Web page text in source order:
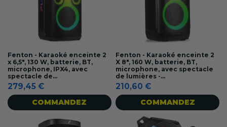
Fenton - Karaoké enceinte 2
x 6,5", 130 W, batterie, BT,
microphone, IPX4, avec
spectacle de...
279,45 €
COMMANDEZ
Fenton - Karaoké enceinte 2
X 8", 160 W, batterie, BT,
microphone, avec spectacle
de lumières -...
210,60 €
COMMANDEZ